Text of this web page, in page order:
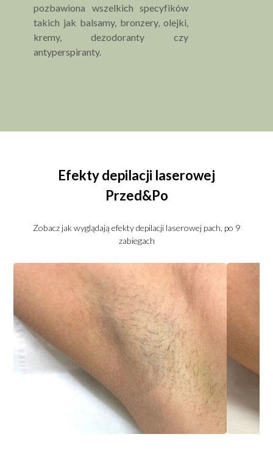
pozbawiona wszelkich specyfików
takich jak balsamy, bronzery, olejki,
kremy, dezodoranty czy
antyperspiranty.
Efekty depilacji laserowej
Przed&Po
Zobacz jak wyglądają efekty depilacji laserowej pach, po 9
zabiegach